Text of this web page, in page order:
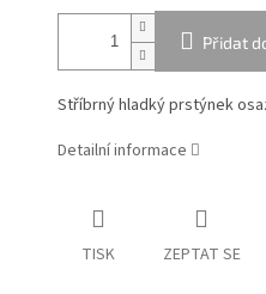
Přidat
Stříbrný hladký prstýnek
Detailní informace
TISK ZEPTAT SE